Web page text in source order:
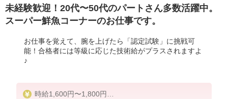
未経験歓迎！20代〜50代のパートさん多数活躍中。
スーパー鮮魚コーナーのお仕事です。
お仕事を覚えて、腕を上げたら「認定試験」に挑戦可
能！合格者には等級に応じた技術給がプラスされますよ
♪
時給1,600円〜1,800円